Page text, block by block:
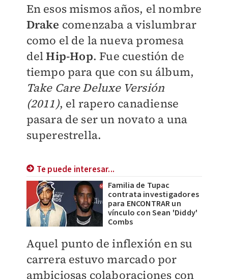
En esos mismos años, el nombre
Drake comenzaba a vislumbrar
como el de la nueva promesa
delHip-Hop. Fue cuestión de
tiempo para que con su álbum,
Take Care Deluxe Versión
(2011), el rapero canadiense
pasara de ser un novato a una
superestrella.
Te puede interesar...
Familia de Tupac
contrata investigadores
para ENCONTRAR un
vínculo con Sean 'Diddy'
Combs
Aquel punto de inflexión en su
carrera estuvo marcado por
ambiciosas colaboraciones con